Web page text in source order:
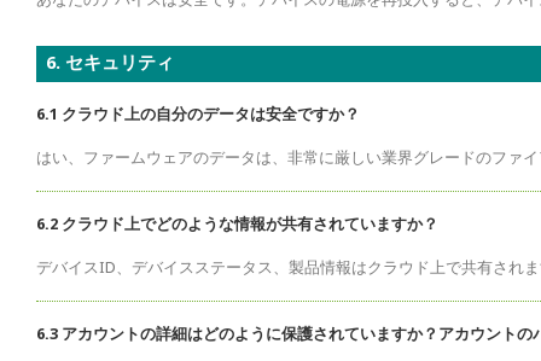
6. セキュリティ
6.1 クラウド上の自分のデータは安全ですか？
はい、ファームウェアのデータは、非常に厳しい業界グレードのファ
6.2 クラウド上でどのような情報が共有されていますか？
デバイスID、デバイスステータス、製品情報はクラウド上で共有され
6.3 アカウントの詳細はどのように保護されていますか？アカウント